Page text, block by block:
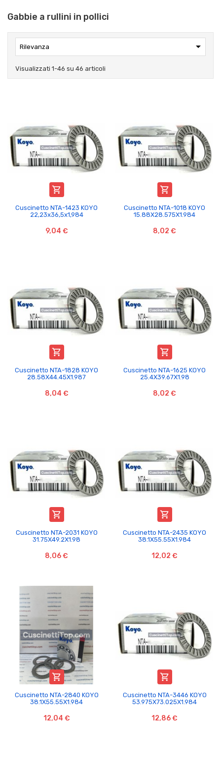
Gabbie a rullini in pollici
Rilevanza 
Visualizzati 1-46 su 46 articoli

Cuscinetto NTA-1423 KOYO
22,23x36,5x1,984
9,04 €

Cuscinetto NTA-1018 KOYO
15.88X28.575X1.984
8,02 €

Cuscinetto NTA-1828 KOYO
28.58X44.45X1.987
8,04 €

Cuscinetto NTA-1625 KOYO
25.4X39.67X1.98
8,02 €

Cuscinetto NTA-2031 KOYO
31.75X49.2X1.98
8,06 €

Cuscinetto NTA-2435 KOYO
38.1X55.55X1.984
12,02 €

Cuscinetto NTA-2840 KOYO
38.1X55.55X1.984
12,04 €

Cuscinetto NTA-3446 KOYO
53.975X73.025X1.984
12,86 €